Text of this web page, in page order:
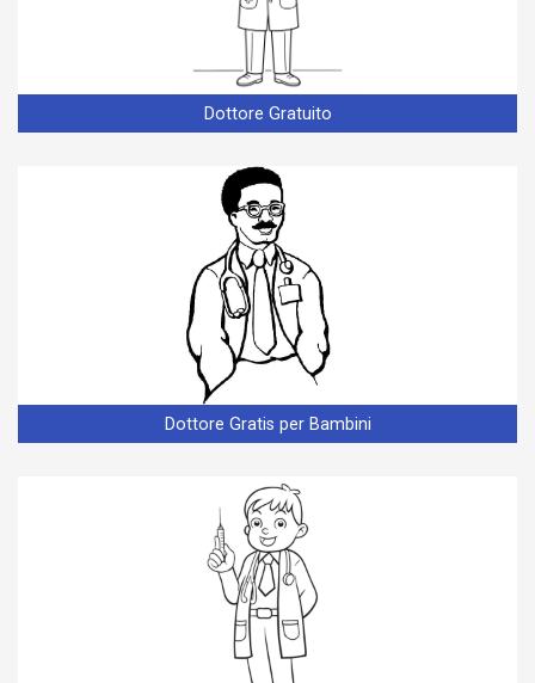
Dottore Gratuito
Dottore Gratis per Bambini